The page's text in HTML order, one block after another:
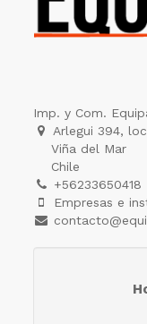
Imp. y Com.
Arlegui 394,
Viña del Mar
Chile
+56233650418
Empresas e